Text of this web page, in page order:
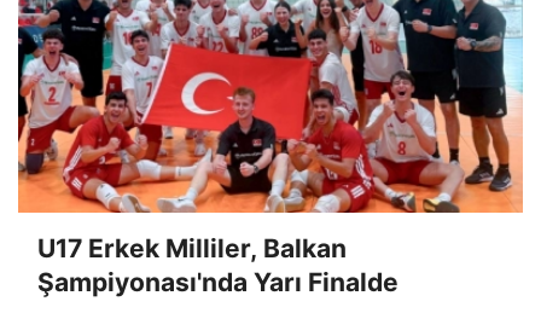
U17 Erkek Milliler, Balkan
Şampiyonası'nda Yarı Finalde